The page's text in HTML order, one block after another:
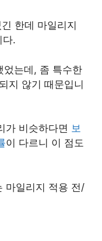
한데 마일리지
다.
었는데, 좀 특수한
지 않기 때문입니
가 비슷하다면 보
이 다르니 이 점도
마일리지 적용 전/